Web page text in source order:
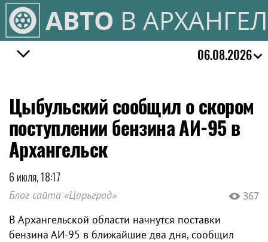
АВТО В
06.08.2026
Цыбульский сообщил о скором
поступлении бензина АИ-95 в
Архангельск
6 июля, 18:17
Блог сайта «Царьград» 367
В Архангельской области начнутся поставки
бензина АИ-95 в ближайшие два дня, сообщил